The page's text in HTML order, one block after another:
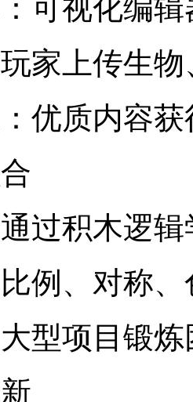
可视化编
家上传生
优质内容
过积木逻
例、对称
型项目锻